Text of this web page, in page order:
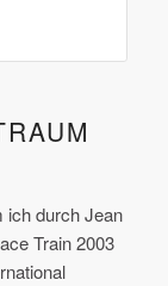
ich durch Jean
Train 2003